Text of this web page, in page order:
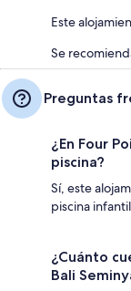
Este
Se
Preguntas
¿En Four
piscina?
Sí, este
piscina
¿Cuánto
Bali